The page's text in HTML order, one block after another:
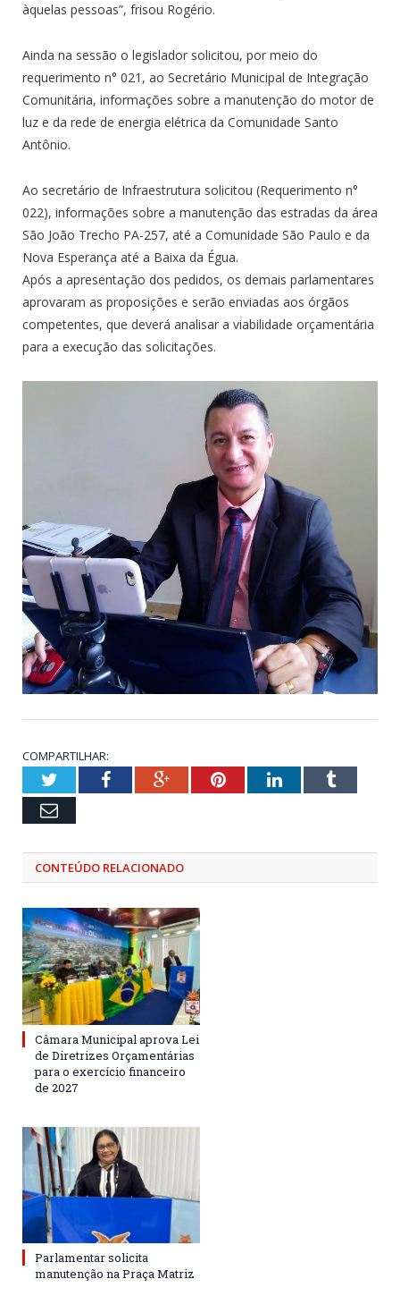
àquelas pessoas”, frisou Rogério.
Ainda na sessão o legislador solicitou, por meio do
requerimento n° 021, ao Secretário Municipal de Integração
Comunitária, informações sobre a manutenção do motor de
luz e da rede de energia elétrica da Comunidade Santo
Antônio.
Ao secretário de Infraestrutura solicitou (Requerimento n°
022), informações sobre a manutenção das estradas da área
São João Trecho PA-257, até a Comunidade São Paulo e da
Nova Esperança até a Baixa da Égua.
Após a apresentação dos pedidos, os demais parlamentares
aprovaram as proposições e serão enviadas aos órgãos
competentes, que deverá analisar a viabilidade orçamentária
para a execução das solicitações.
COMPARTILHAR:
TwitterFacebookGoogle+PinterestLinkedInTumblr
Email
CONTEÚDO RELACIONADO
Câmara Municipal aprova Lei
de Diretrizes Orçamentárias
para o exercício financeiro
de 2027
Parlamentar solicita
manutenção na Praça Matriz